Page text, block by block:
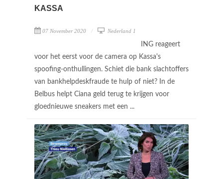
KASSA
07 November 2020 Nederland 1
ING reageert
voor het eerst voor de camera op Kassa's
spoofing-onthullingen. Schiet die bank slachtoffers
van bankhelpdeskfraude te hulp of niet? In de
Belbus helpt Ciana geld terug te krijgen voor
gloednieuwe sneakers met een ...